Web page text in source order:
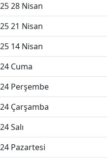
28 Nisan
21 Nisan
14 Nisan
Cuma
Perşembe
Çarşamba
Salı
Pazartesi